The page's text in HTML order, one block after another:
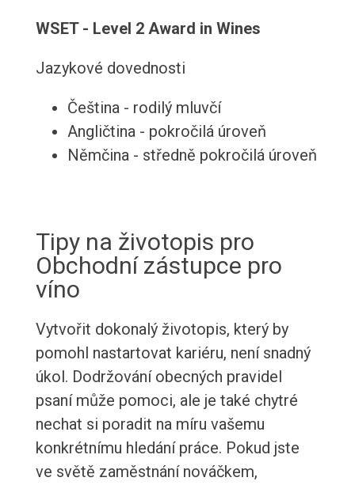
WSET - Level 2 Award in Wines
Jazykové dovednosti
Čeština - rodilý mluvčí
Angličtina - pokročilá úroveň
Němčina - středně pokročilá úroveň
Tipy na životopis pro
Obchodní zástupce pro
víno
Vytvořit dokonalý životopis, který by
pomohl nastartovat kariéru, není snadný
úkol. Dodržování obecných pravidel
psaní může pomoci, ale je také chytré
nechat si poradit na míru vašemu
konkrétnímu hledání práce. Pokud jste
ve světě zaměstnání nováčkem,